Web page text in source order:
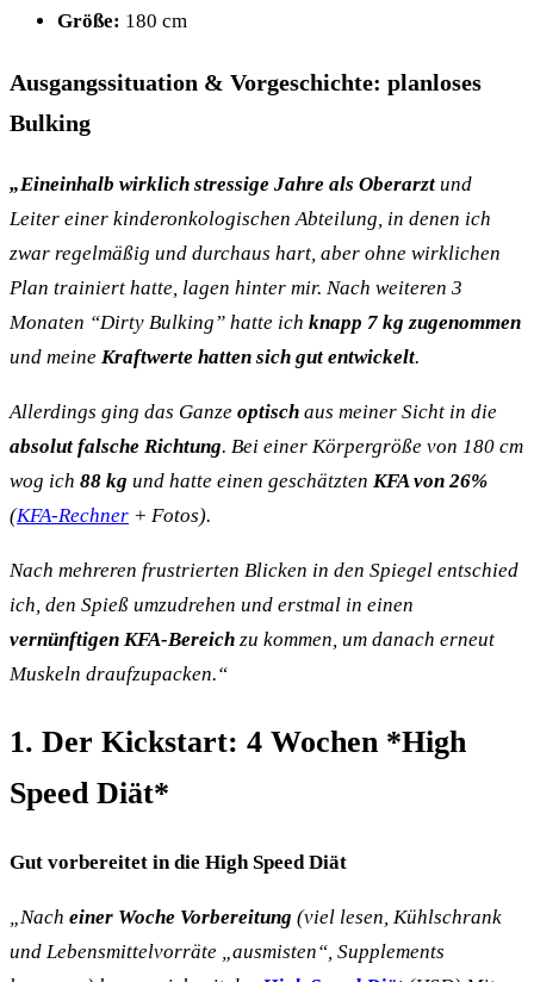
Größe: 180 cm
Ausgangssituation & Vorgeschichte: planloses
Bulking
„Eineinhalb wirklich stressige Jahre als Oberarzt und
Leiter einer kinderonkologischen Abteilung, in denen ich
zwar regelmäßig und durchaus hart, aber ohne wirklichen
Plan trainiert hatte, lagen hinter mir. Nach weiteren 3
Monaten “Dirty Bulking” hatte ich knapp 7 kg zugenommen
und meine Kraftwerte hatten sich gut entwickelt.
Allerdings ging das Ganze optisch aus meiner Sicht in die
absolut falsche Richtung. Bei einer Körpergröße von 180 cm
wog ich 88 kg und hatte einen geschätzten KFA von 26%
(KFA-Rechner + Fotos).
Nach mehreren frustrierten Blicken in den Spiegel entschied
ich, den Spieß umzudrehen und erstmal in einen
vernünftigen KFA-Bereich zu kommen, um danach erneut
Muskeln draufzupacken.“
1. Der Kickstart: 4 Wochen *High
Speed Diät*
Gut vorbereitet in die High Speed Diät
„Nach einer Woche Vorbereitung (viel lesen, Kühlschrank
und Lebensmittelvorräte „ausmisten“, Supplements